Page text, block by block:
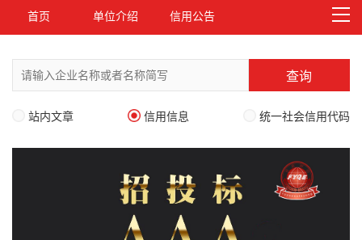
首页 单位介绍 信用公告
查询
站内文章 信用信息 统一社会信用代码